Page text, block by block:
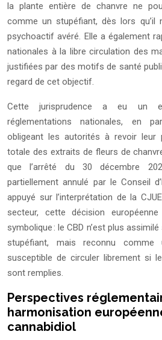
la plante entière de chanvre ne
comme un stupéfiant, dès lors qu’il
psychoactif avéré. Elle a également
nationales à la libre circulation des
justifiées par des motifs de santé
regard de cet objectif.
Cette jurisprudence a eu un
réglementations nationales, en
obligeant les autorités à revoir leur
totale des extraits de fleurs de
que l’arrêté du 30 décembre
partiellement annulé par le Conseil
appuyé sur l’interprétation de la
secteur, cette décision
symbolique : le CBD n’est plus
stupéfiant, mais reconnu
susceptible de circuler librement si
sont remplies.
Perspectives
harmonisation
cannabidiol